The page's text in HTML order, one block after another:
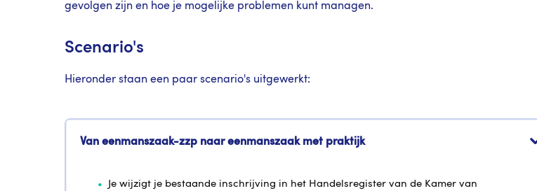
gevolgen zijn en hoe je mogelijke problemen kunt managen.
Scenario's
Hieronder staan een paar scenario's uitgewerkt:
Van eenmanszaak-zzp naar eenmanszaak met praktijk
Je wijzigt je bestaande inschrijving in het Handelsregister van de Kamer van